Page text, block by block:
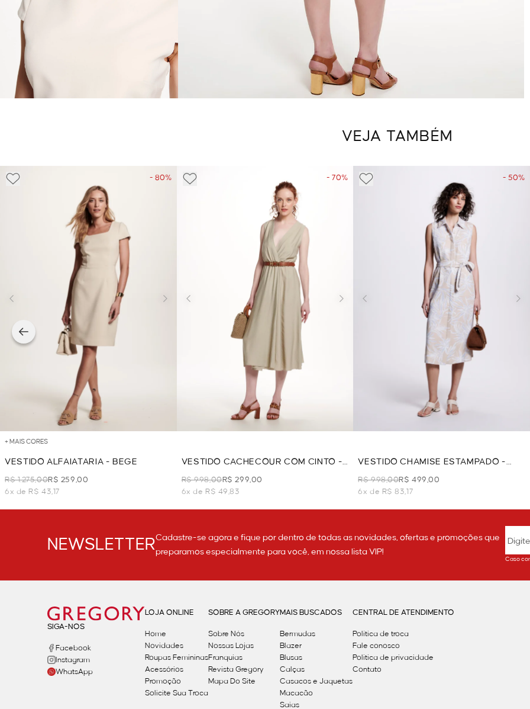
VEJA TAMBÉM
- 80%
+ MAIS CORES
VESTIDO ALFAIATARIA - BEGE
R$ 1.275,00R$ 259,00
6x de R$ 43,17
- 70%
VESTIDO CACHECOUR COM CINTO -
BEGE
R$ 998,00R$ 299,00
6x de R$ 49,83
- 50%
VESTIDO CHAMISE ESTAMPADO -
BEGE
R$ 998,00R$ 499,00
6x de R$ 83,17
NEWSLETTERCadastre-se agora e fique por dentro de todas as novidades, ofertas e promoções que
preparamos especialmente para você, em nossa lista VIP!
Caso
SIGA-NOS
Facebook
Instagram
WhatsApp
LOJA ONLINE
Home
Novidades
Roupas Femininas
Acessórios
Promoção
Solicite Sua Troca
SOBRE A GREGORY
Sobre Nós
Nossas Lojas
Franquias
Revista Gregory
Mapa Do Site
MAIS BUSCADOS
Bermudas
Blazer
Blusas
Calças
Casacos e Jaquetas
Macacão
Saias
CENTRAL DE ATENDIMENTO
Política de troca
Fale conosco
Politica de privacidade
Contato